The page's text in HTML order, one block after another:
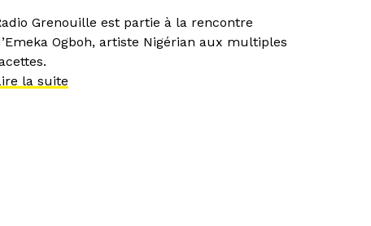
Grenouille est partie à la rencontre
Ogboh, artiste Nigérian aux multiples
la suite